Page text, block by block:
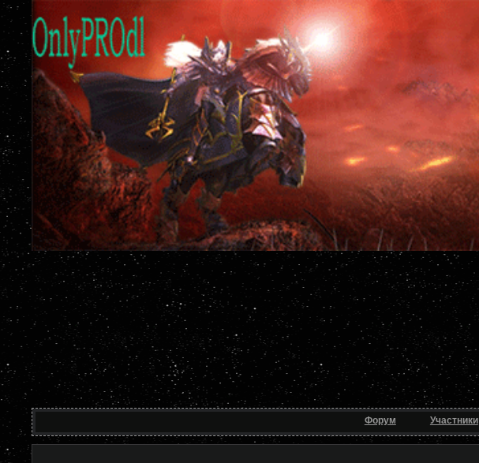
Форум Участники